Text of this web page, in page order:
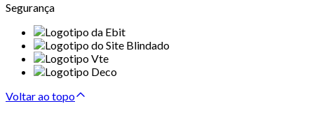
Segurança
Voltar ao topo